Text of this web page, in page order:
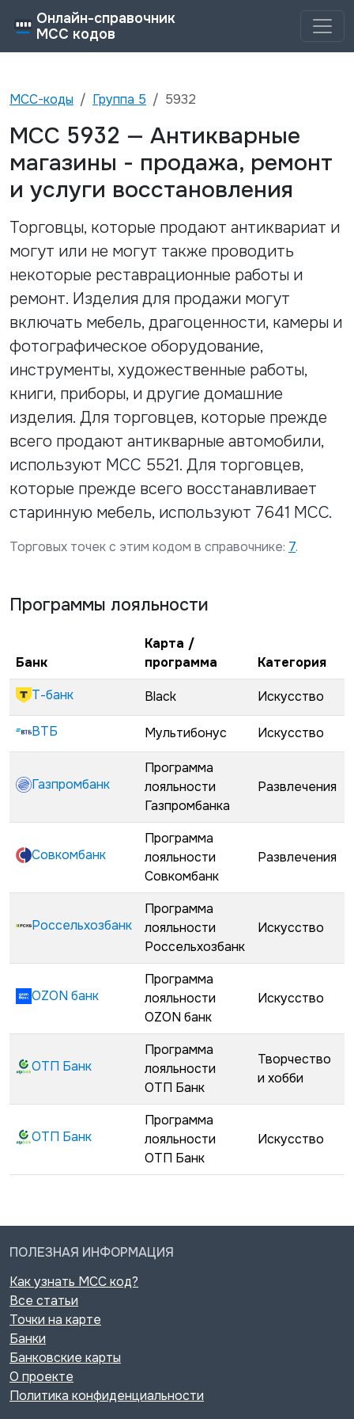
Онлайн-справочник
MCC кодов
MCC-коды Группа 5 5932
MCC 5932 — Антикварные
магазины - продажа, ремонт
и услуги восстановления
Торговцы, которые продают антиквариат и
могут или не могут также проводить
некоторые реставрационные работы и
ремонт. Изделия для продажи могут
включать мебель, драгоценности, камеры и
фотографическое оборудование,
инструменты, художественные работы,
книги, приборы, и другие домашние
изделия. Для торговцев, которые прежде
всего продают антикварные автомобили,
используют MCC 5521. Для торговцев,
которые прежде всего восстанавливает
старинную мебель, используют 7641 MCC.
Торговых точек с этим кодом в справочнике: 7.
Программы лояльности
Банк
Карта /
программа
Категория
Т-банк
Black Искусство
ВТБ Мультибонус Искусство
Газпромбанк
Программа
лояльности
Газпромбанка
Развлечения
Совкомбанк
Программа
лояльности
Совкомбанк
Развлечения
Россельхозбанк
Программа
лояльности
Россельхозбанк
Искусство
OZON банк
Программа
лояльности
OZON банк
Искусство
ОТП Банк
Программа
лояльности
ОТП Банк
Творчество
и хобби
ОТП Банк
Программа
лояльности
ОТП Банк
Искусство
ПОЛЕЗНАЯ ИНФОРМАЦИЯ
Как узнать MCC код?
Все статьи
Точки на карте
Банки
Банковские карты
О проекте
Политика конфиденциальности